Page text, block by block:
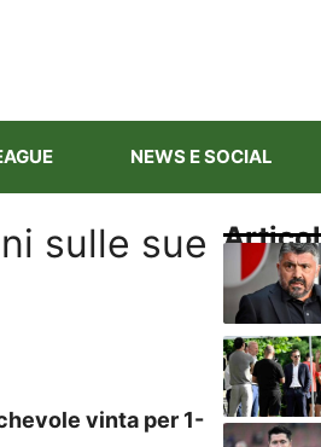
NEWS E SOCIAL
sulle sue
vinta per 1-